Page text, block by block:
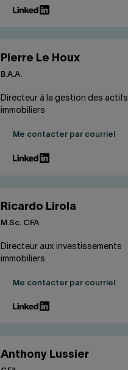
Pierre Le Houx
B.A.A.
Directeur à la gestion des actifs
immobiliers
Me contacter par courriel
Ricardo Lirola
M.Sc. CFA
Directeur aux investissements
immobiliers
Me contacter par courriel
Anthony Lussier